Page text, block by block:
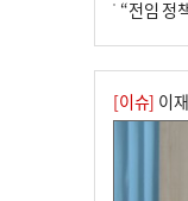
[이슈] 이